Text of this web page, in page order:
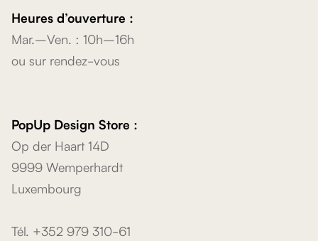
Heures d’ouverture :
Mar.–Ven. : 10h–16h
ou sur rendez-vous
PopUp Design Store :
Op der Haart 14D
9999 Wemperhardt
Luxembourg
Tél. +352 979 310-61